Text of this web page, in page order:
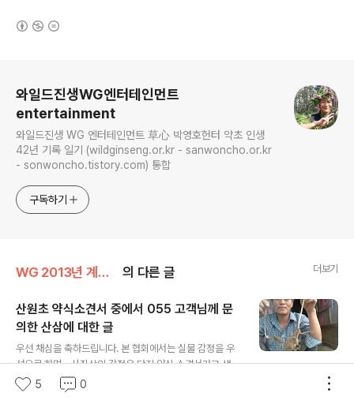
와일드진생WG엔터테인먼트
entertainment
와일드진생 WG 엔터테인먼트 草心 박영호헌터 약초 인생
42년 기록 일기 (wildginseng.or.kr - sanwoncho.or.kr
- sonwoncho.tistory.com) 통합
구독하기
WG 2013년 계사년 기록 의 다른 글 더보기
산원초 약식소견서 중에서 055 고객님께 문
의한 산삼에 대한 글
우선 채심을 축하드립니다. 본 협회에서는 실물 감정을 우
선으로 하며... 사진상의 감정은 단지 약식 소견서라고 생각
하시면 됩니다. 또한 산삼에 대한 부분은 여러가지 관념상
넘 큰 기대나 실망을 하지 마시고...순수한 맘으로 받아 주
0 2013. 5. 31.
5 0